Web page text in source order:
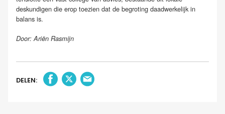
deskundigen die erop toezien dat de begroting daadwerkelijk in
balans is.
Door: Ariën Rasmijn
DELEN: